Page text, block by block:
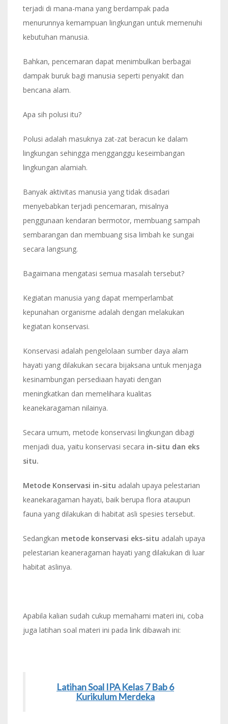
terjadi di mana-mana yang berdampak pada
menurunnya kemampuan lingkungan untuk memenuhi
kebutuhan manusia.
Bahkan, pencemaran dapat menimbulkan berbagai
dampak buruk bagi manusia seperti penyakit dan
bencana alam.
Apa sih polusi itu?
Polusi adalah masuknya zat-zat beracun ke dalam
lingkungan sehingga mengganggu keseimbangan
lingkungan alamiah.
Banyak aktivitas manusia yang tidak disadari
menyebabkan terjadi pencemaran, misalnya
penggunaan kendaran bermotor, membuang sampah
sembarangan dan membuang sisa limbah ke sungai
secara langsung.
Bagaimana mengatasi semua masalah tersebut?
Kegiatan manusia yang dapat memperlambat
kepunahan organisme adalah dengan melakukan
kegiatan konservasi.
Konservasi adalah pengelolaan sumber daya alam
hayati yang dilakukan secara bijaksana untuk menjaga
kesinambungan persediaan hayati dengan
meningkatkan dan memelihara kualitas
keanekaragaman nilainya.
Secara umum, metode konservasi lingkungan dibagi
menjadi dua, yaitu konservasi secara in-situ dan eks
situ.
Metode Konservasi in-situ adalah upaya pelestarian
keanekaragaman hayati, baik berupa flora ataupun
fauna yang dilakukan di habitat asli spesies tersebut.
Sedangkan metode konservasi eks-situ adalah upaya
pelestarian keaneragaman hayati yang dilakukan di luar
habitat aslinya.
Apabila kalian sudah cukup memahami materi ini, coba
juga latihan soal materi ini pada link dibawah ini:
Latihan Soal IPA Kelas 7 Bab 6
Kurikulum Merdeka